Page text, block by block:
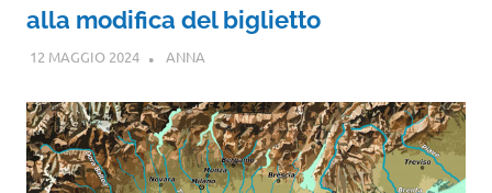
alla modifica del biglietto
12 MAGGIO 2024 ANNA